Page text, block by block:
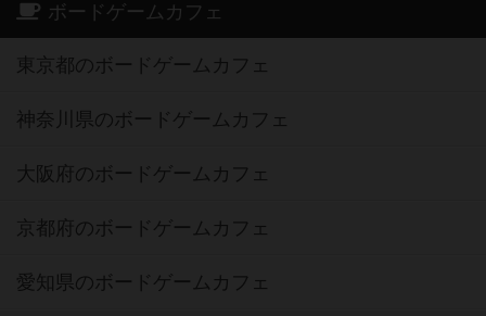
ボードゲームカフェ
東京都のボードゲームカフェ
神奈川県のボードゲームカフェ
大阪府のボードゲームカフェ
京都府のボードゲームカフェ
愛知県のボードゲームカフェ